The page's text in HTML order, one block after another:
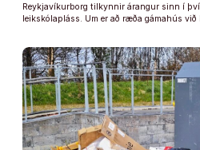
Reykjavíkurborg tilkynnir árangur sinn í
leikskólapláss. Um er að ræða gámahús